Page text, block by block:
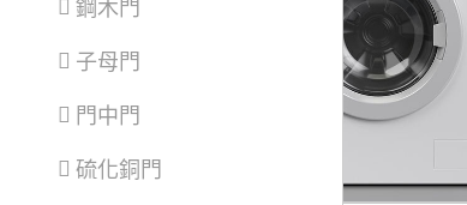
鋼木門
子母門
門中門
硫化銅門